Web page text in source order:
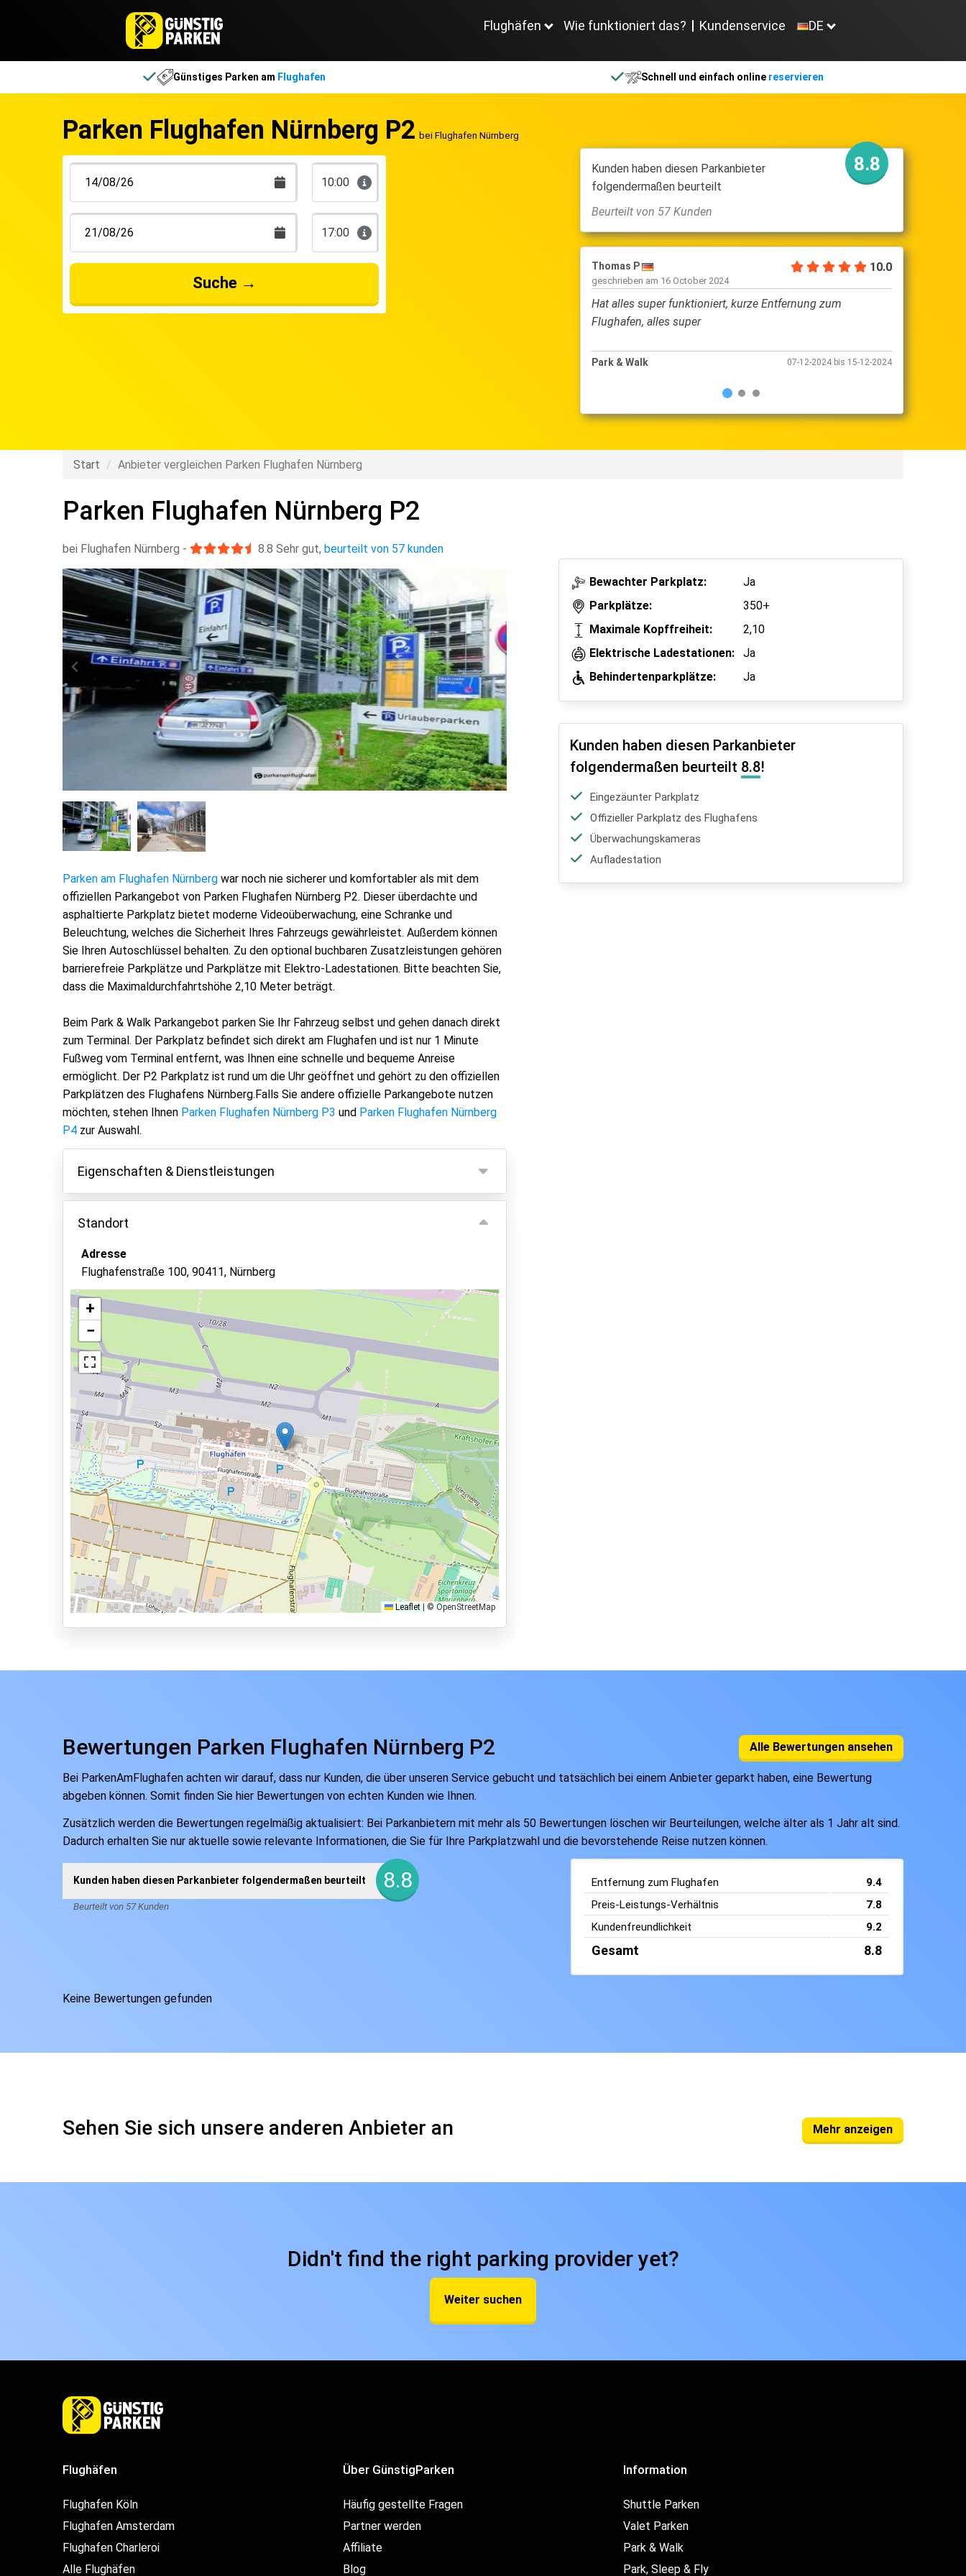
Flughäfen Wie funktioniert das? Kundenservice DE
Günstiges Parken am Flughafen Schnell und einfach online reservieren
Parken Flughafen Nürnberg P2 bei Flughafen Nürnberg
10:00
17:00
Suche→
Kunden haben diesen Parkanbieter
folgendermaßen beurteilt
8.8
Beurteilt von 57 Kunden
Thomas P
geschrieben am 16 October 2024
10.0
Hat alles super funktioniert, kurze Entfernung zum
Flughafen, alles super
Park & Walk 07-12-2024 bis 15-12-2024
Start Anbieter vergleichen Parken Flughafen Nürnberg
Parken Flughafen Nürnberg P2
bei Flughafen Nürnberg - 8.8 Sehr gut, beurteilt von 57 kunden
Parken am Flughafen Nürnberg war noch nie sicherer und komfortabler als mit dem
offiziellen Parkangebot von Parken Flughafen Nürnberg P2. Dieser überdachte und
asphaltierte Parkplatz bietet moderne Videoüberwachung, eine Schranke und
Beleuchtung, welches die Sicherheit Ihres Fahrzeugs gewährleistet. Außerdem können
Sie Ihren Autoschlüssel behalten. Zu den optional buchbaren Zusatzleistungen gehören
barrierefreie Parkplätze und Parkplätze mit Elektro-Ladestationen. Bitte beachten Sie,
dass die Maximaldurchfahrtshöhe 2,10 Meter beträgt.
Beim Park & Walk Parkangebot parken Sie Ihr Fahrzeug selbst und gehen danach direkt
zum Terminal. Der Parkplatz befindet sich direkt am Flughafen und ist nur 1 Minute
Fußweg vom Terminal entfernt, was Ihnen eine schnelle und bequeme Anreise
ermöglicht. Der P2 Parkplatz ist rund um die Uhr geöffnet und gehört zu den offiziellen
Parkplätzen des Flughafens Nürnberg.Falls Sie andere offizielle Parkangebote nutzen
möchten, stehen Ihnen Parken Flughafen Nürnberg P3 und Parken Flughafen Nürnberg
P4 zur Auswahl.
Eigenschaften & Dienstleistungen
Eigenschaften
Parken innen
Fahrzeugschlüssel behalten
Videoüberwachung
Barrierefreier Zugang
Elektrische Ladestation
Asphalt oder Pflaster
Überwachtes Parken
Dienstleistungen
24 Stunden am Tag geöffnet
Reservieren im Voraus
1 Minuten zum Terminal zu laufen
Parkmöglichkeiten
Shuttle Parken
Valet Parken
Park & Walk
Standort
Adresse
Flughafenstraße 100, 90411, Nürnberg
Ansicht auf der Karte
+
−
Leaflet | © OpenStreetMap
Bewachter Parkplatz:
Ja
Parkplätze:
350+
Maximale Kopffreiheit:
2,10
Elektrische Ladestationen:
Ja
Behindertenparkplätze:
Ja
Kunden haben diesen Parkanbieter
folgendermaßen beurteilt 8.8!
Eingezäunter Parkplatz
Offizieller Parkplatz des Flughafens
Überwachungskameras
Aufladestation
Bewertungen Parken Flughafen Nürnberg P2 Alle Bewertungen ansehen
Bei ParkenAmFlughafen achten wir darauf, dass nur Kunden, die über unseren Service gebucht und tatsächlich bei einem Anbieter geparkt haben, eine Bewertung
abgeben können. Somit finden Sie hier Bewertungen von echten Kunden wie Ihnen.
Zusätzlich werden die Bewertungen regelmäßig aktualisiert: Bei Parkanbietern mit mehr als 50 Bewertungen löschen wir Beurteilungen, welche älter als 1 Jahr alt sind.
Dadurch erhalten Sie nur aktuelle sowie relevante Informationen, die Sie für Ihre Parkplatzwahl und die bevorstehende Reise nutzen können.
Kunden haben diesen Parkanbieter folgendermaßen beurteilt 8.8
Beurteilt von 57 Kunden
Entfernung zum Flughafen
9.4
Preis-Leistungs-Verhältnis
7.8
Kundenfreundlichkeit
9.2
Gesamt 8.8
Keine Bewertungen gefunden
Sehen Sie sich unsere anderen Anbieter an Mehr anzeigen
Didn't find the right parking provider yet?
Weiter suchen
Flughäfen
Flughafen Köln
Flughafen Amsterdam
Flughafen Charleroi
Alle Flughäfen
Über GünstigParken
Häufig gestellte Fragen
Partner werden
Affiliate
Blog
Information
Shuttle Parken
Valet Parken
Park & Walk
Park, Sleep & Fly